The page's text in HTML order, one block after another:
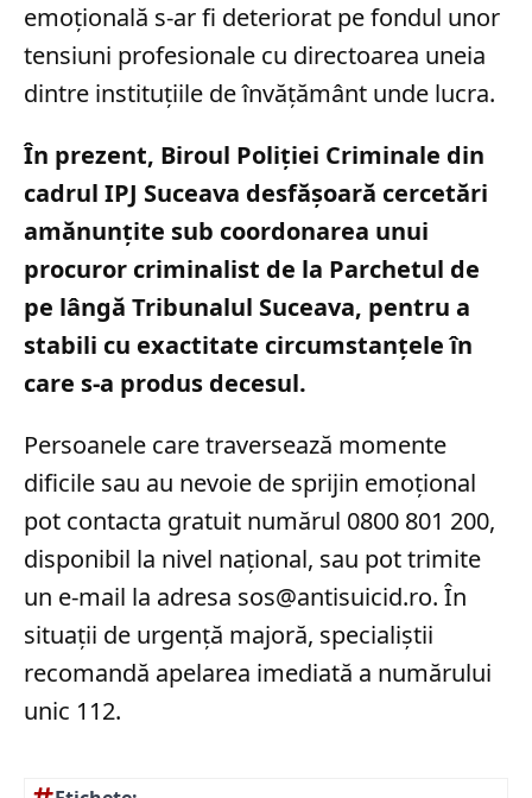
emoțională s-ar fi deteriorat pe fondul unor
tensiuni profesionale cu directoarea uneia
dintre instituțiile de învățământ unde lucra.
În prezent, Biroul Poliției Criminale din
cadrul IPJ Suceava desfășoară cercetări
amănunțite sub coordonarea unui
procuror criminalist de la Parchetul de
pe lângă Tribunalul Suceava, pentru a
stabili cu exactitate circumstanțele în
care s-a produs decesul.
Persoanele care traversează momente
dificile sau au nevoie de sprijin emoțional
pot contacta gratuit numărul 0800 801 200,
disponibil la nivel național, sau pot trimite
un e-mail la adresa sos@antisuicid.ro. În
situații de urgență majoră, specialiștii
recomandă apelarea imediată a numărului
unic 112.